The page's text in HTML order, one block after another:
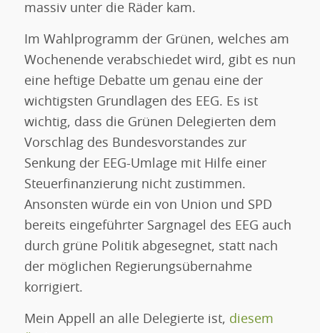
massiv unter die Räder kam.
Im Wahlprogramm der Grünen, welches am
Wochenende verabschiedet wird, gibt es nun
eine heftige Debatte um genau eine der
wichtigsten Grundlagen des EEG. Es ist
wichtig, dass die Grünen Delegierten dem
Vorschlag des Bundesvorstandes zur
Senkung der EEG-Umlage mit Hilfe einer
Steuerfinanzierung nicht zustimmen.
Ansonsten würde ein von Union und SPD
bereits eingeführter Sargnagel des EEG auch
durch grüne Politik abgesegnet, statt nach
der möglichen Regierungsübernahme
korrigiert.
Mein Appell an alle Delegierte ist, diesem